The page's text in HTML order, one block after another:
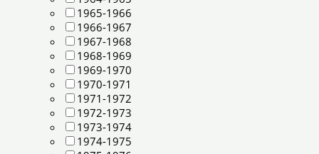
1965-1966
1966-1967
1967-1968
1968-1969
1969-1970
1970-1971
1971-1972
1972-1973
1973-1974
1974-1975